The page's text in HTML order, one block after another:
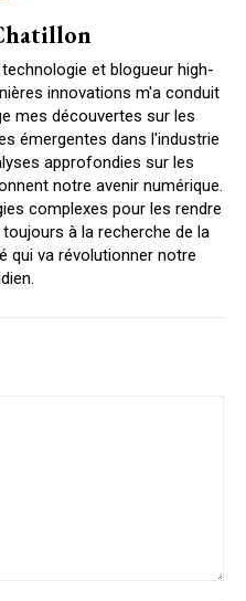
et blogueur high-
innovations m'a conduit
mes découvertes sur les
émergentes dans l'industrie
approfondies sur les
notre avenir numérique.
complexes pour les rendre
à la recherche de la
qui va révolutionner notre